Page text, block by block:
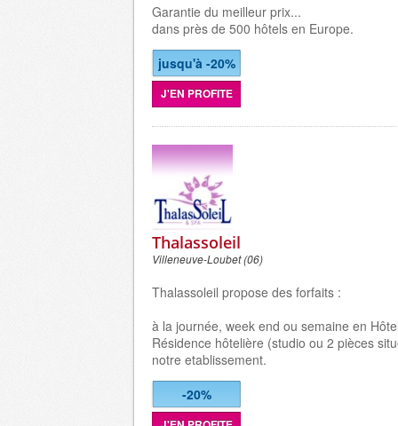
Garantie du meilleur prix...
dans près de 500 hôtels en Europe.
jusqu'à -20%
J'EN PROFITE
Thalassoleil
Villeneuve-Loubet (06)
Thalassoleil propose des forfaits :
à la journée, week end ou semaine en
Résidence hôtelière (studio ou 2 pièces
notre etablissement.
-20%